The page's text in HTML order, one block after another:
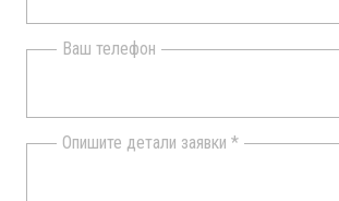
Ваш телефон
Опишите детали заявки *